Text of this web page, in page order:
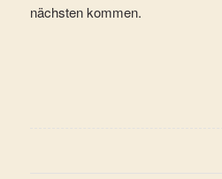
nächsten kommen.